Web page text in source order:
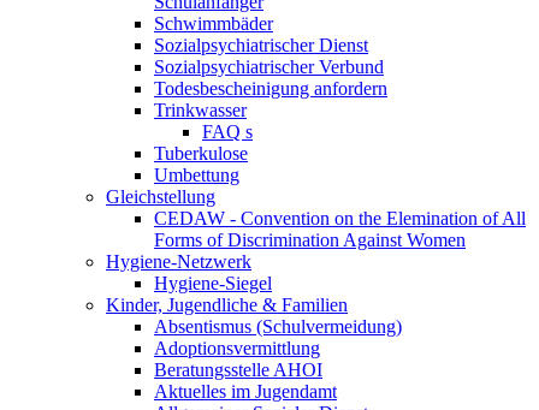
Schwimmbäder
Sozialpsychiatrischer Dienst
Sozialpsychiatrischer Verbund
Todesbescheinigung anfordern
Trinkwasser
FAQ s
Tuberkulose
Umbettung
Gleichstellung
CEDAW - Convention on the Elemination of All
Forms of Discrimination Against Women
Hygiene-Netzwerk
Hygiene-Siegel
Kinder, Jugendliche & Familien
Absentismus (Schulvermeidung)
Adoptionsvermittlung
Beratungsstelle AHOI
Aktuelles im Jugendamt